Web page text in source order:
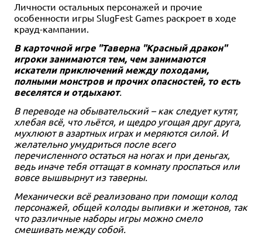
Личности остальных персонажей и прочие
особенности игры SlugFest Games раскроет в ходе
крауд-кампании.
В карточной игре "Таверна "Красный дракон"
игроки занимаются тем, чем занимаются
искатели приключений между походами,
полными монстров и прочих опасностей, то есть
веселятся и отдыхают.
В переводе на обывательский – как следует кутят,
хлебая всё, что льётся, и щедро угощая друг друга,
мухлюют в азартных играх и меряются силой. И
желательно умудриться после всего
перечисленного остаться на ногах и при деньгах,
ведь иначе тебя оттащат в комнату проспаться или
вовсе вышвырнут из таверны.
Механически всё реализовано при помощи колод
персонажей, общей колоды выпивки и жетонов, так
что различные наборы игры можно смело
смешивать между собой.